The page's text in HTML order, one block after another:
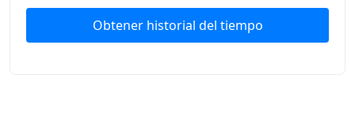
Obtener historial del tiempo